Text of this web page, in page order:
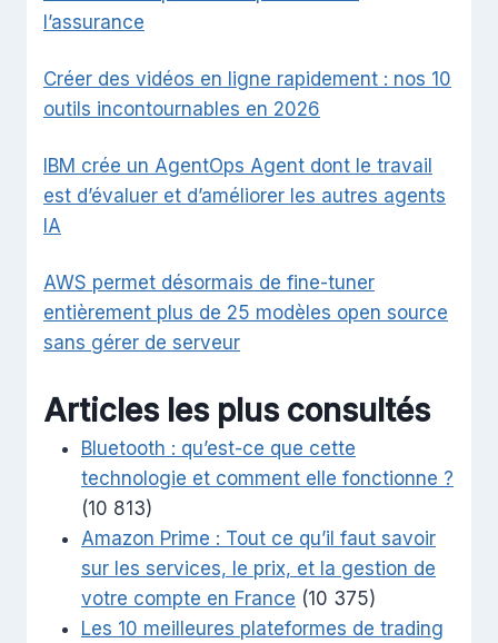
l’assurance
Créer des vidéos en ligne rapidement : nos 10
outils incontournables en 2026
IBM crée un AgentOps Agent dont le travail
est d’évaluer et d’améliorer les autres agents
IA
AWS permet désormais de fine-tuner
entièrement plus de 25 modèles open source
sans gérer de serveur
Articles les plus consultés
Bluetooth : qu’est-ce que cette
technologie et comment elle fonctionne ?
(10 813)
Amazon Prime : Tout ce qu’il faut savoir
sur les services, le prix, et la gestion de
votre compte en France (10 375)
Les 10 meilleures plateformes de trading